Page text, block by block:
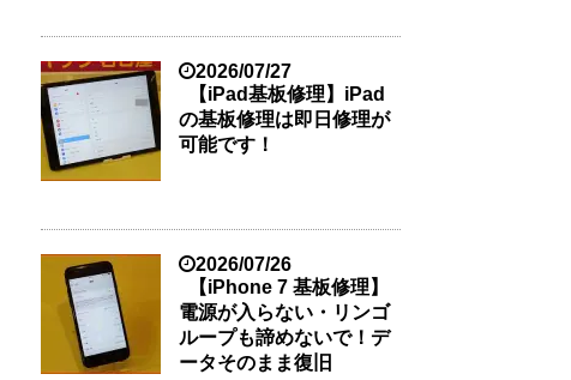
2026/07/27
【iPad基板修理】iPad
の基板修理は即日修理が
可能です！
2026/07/26
【iPhone 7 基板修理】
電源が入らない・リンゴ
ループも諦めないで！デ
ータそのまま復旧